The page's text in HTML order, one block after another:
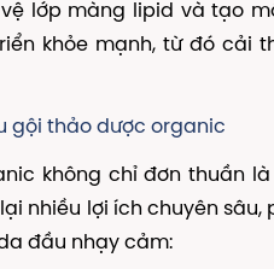
lớp màng lipid và tạo
khỏe mạnh, từ đó cải
gội thảo dược organic
không chỉ đơn thuần
nhiều lợi ích chuyên sâu,
đầu nhạy cảm: